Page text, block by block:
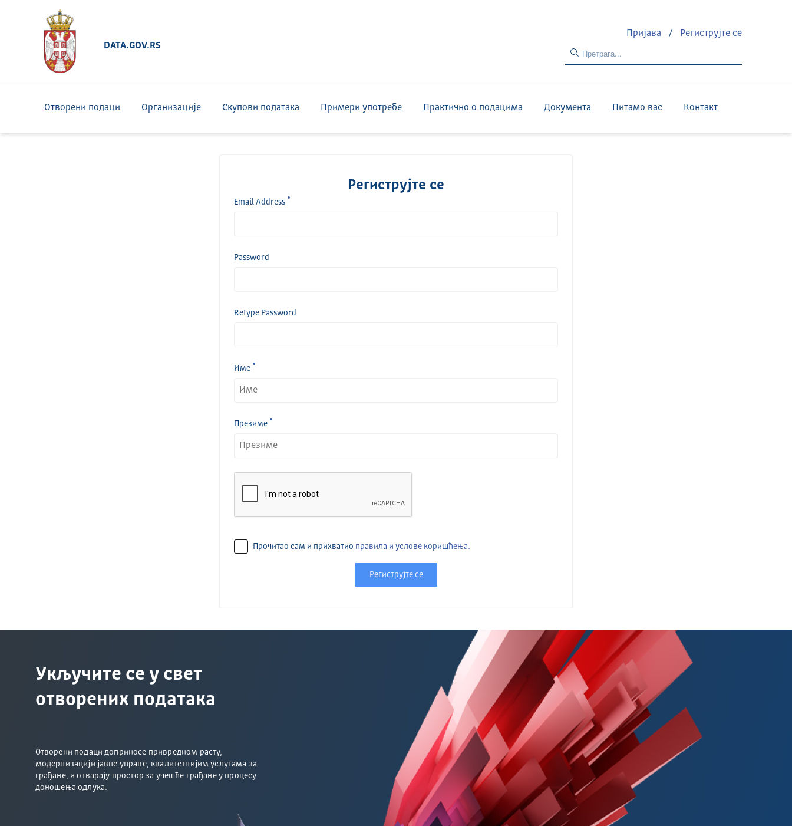
DATA.GOV.RS
Пријава / Региструјте се
Отворени подаци Организације Скупови података Примери употребе Практично о подацима Документа Питамо вас Контакт
Региструјте се
Email Address
Password
Retype Password
Име
Презиме
Прочитао сам и прихватио правила и услове коришћења.
Региструјте се
Укључите се у свет
отворених података
Отворени подаци доприносе привредном расту,
модернизацији јавне управе, квалитетнијим услугама за
грађане, и отварају простор за учешће грађане у процесу
доношења одлука.